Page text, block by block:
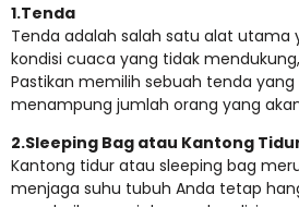
1.Tenda
Tenda adalah salah satu alat utama
kondisi cuaca yang tidak
Pastikan memilih sebuah tenda
menampung jumlah orang yang
2.Sleeping Bag atau Kantong
Kantong tidur atau sleeping bag
menjaga suhu tubuh Anda tetap